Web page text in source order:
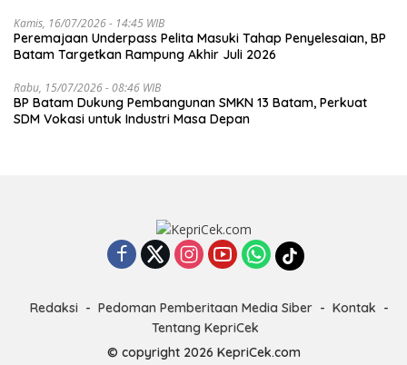
Kamis, 16/07/2026 - 14:45 WIB
Peremajaan Underpass Pelita Masuki Tahap Penyelesaian, BP
Batam Targetkan Rampung Akhir Juli 2026
Rabu, 15/07/2026 - 08:46 WIB
BP Batam Dukung Pembangunan SMKN 13 Batam, Perkuat
SDM Vokasi untuk Industri Masa Depan
Redaksi Pedoman Pemberitaan Media Siber
Kontak
Tentang KepriCek
© copyright 2026 KepriCek.com